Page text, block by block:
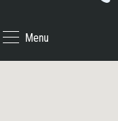
Menu